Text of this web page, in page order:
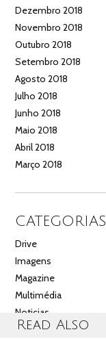
Dezembro 2018
Novembro 2018
Outubro 2018
Setembro 2018
Agosto 2018
Julho 2018
Junho 2018
Maio 2018
Abril 2018
Março 2018
CATEGORIAS
Drive
Imagens
Magazine
Multimédia
Noticias
Salão
Read Also